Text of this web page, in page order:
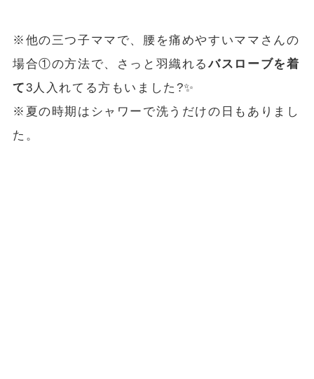
※他の三つ子ママで、腰を痛めやすいママさんの
場合①の方法で、さっと羽織れるバスローブを着
て3人入れてる方もいました?✨
※夏の時期はシャワーで洗うだけの日もありまし
た。